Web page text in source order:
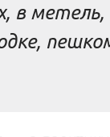
в метель,